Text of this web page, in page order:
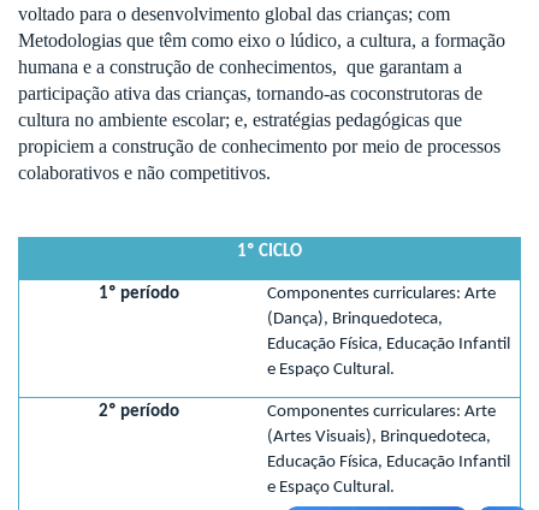
voltado para o desenvolvimento global das crianças; com
Metodologias que têm como eixo o lúdico, a cultura, a formação
humana e a construção de conhecimentos, que garantam a
participação ativa das crianças, tornando-as coconstrutoras de
cultura no ambiente escolar; e, estratégias pedagógicas que
propiciem a construção de conhecimento por meio de processos
colaborativos e não competitivos.
1º CICLO
1º período
Componentes curriculares: Arte
(Dança), Brinquedoteca,
Educação Física, Educação Infantil
e Espaço Cultural.
2º período
Componentes curriculares: Arte
(Artes Visuais), Brinquedoteca,
Educação Física, Educação Infantil
e Espaço Cultural.